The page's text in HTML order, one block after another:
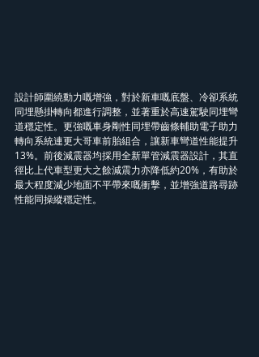
設計師圍繞動力嘅增強，對於新車嘅底盤、冷卻系統
同埋懸掛轉向都進行調整，並著重於高速駕駛同埋彎
道穩定性。更強嘅車身剛性同埋帶齒條輔助電子助力
轉向系統連更大哥車前胎組合，讓新車彎道性能提升
13%。前後減震器均採用全新單管減震器設計，其直
徑比上代車型更大之餘減震力亦降低約20%，有助於
最大程度減少地面不平帶來嘅衝擊，並增強道路尋跡
性能同操縱穩定性。